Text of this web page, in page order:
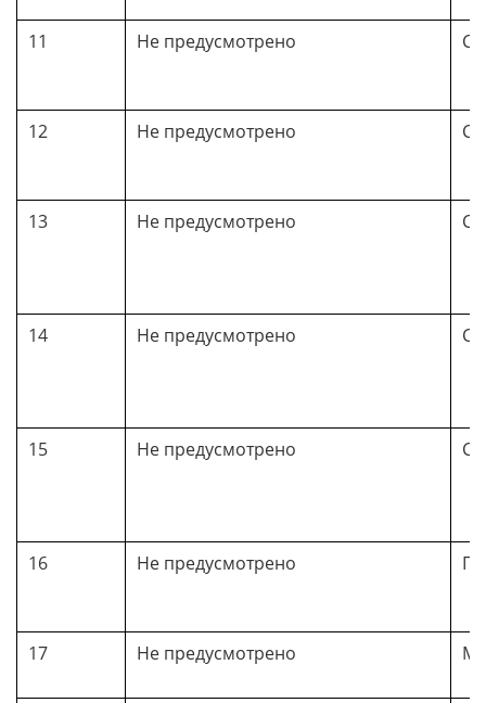
11 Не предусмотрено
12 Не предусмотрено
13 Не предусмотрено
14 Не предусмотрено
15 Не предусмотрено
16 Не предусмотрено
17 Не предусмотрено